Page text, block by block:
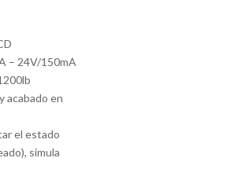
– 24V/150mA
acabado en
el estado
simula